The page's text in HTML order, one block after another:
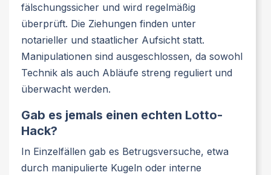
fälschungssicher und wird regelmäßig
überprüft. Die Ziehungen finden unter
notarieller und staatlicher Aufsicht statt.
Manipulationen sind ausgeschlossen, da sowohl
Technik als auch Abläufe streng reguliert und
überwacht werden.
Gab es jemals einen echten Lotto-
Hack?
In Einzelfällen gab es Betrugsversuche, etwa
durch manipulierte Kugeln oder interne